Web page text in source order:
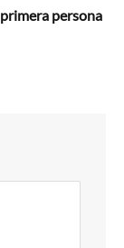
persona